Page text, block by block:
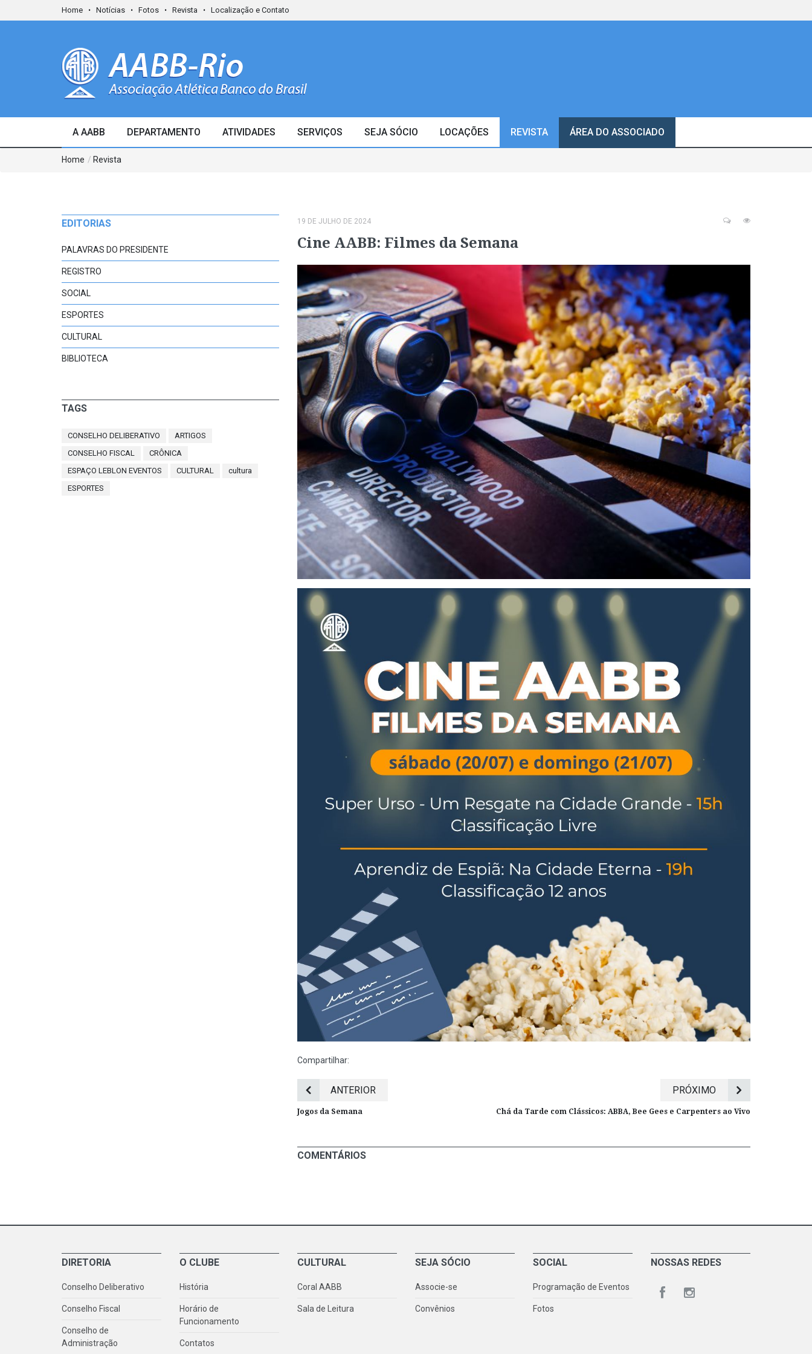
Home Notícias Fotos Revista Localização e Contato
A AABB DEPARTAMENTO ATIVIDADES SERVIÇOS SEJA SÓCIO LOCAÇÕES REVISTA ÁREA DO ASSOCIADO
Home / Revista
EDITORIAS
PALAVRAS DO PRESIDENTE
REGISTRO
SOCIAL
ESPORTES
CULTURAL
BIBLIOTECA
TAGS
CONSELHO DELIBERATIVO
ARTIGOS
CONSELHO FISCAL
CRÔNICA
ESPAÇO LEBLON EVENTOS
CULTURAL
cultura
ESPORTES
19 DE JULHO DE 2024
Cine AABB: Filmes da Semana
Compartilhar:
ANTERIOR
Jogos da Semana
PRÓXIMO
Chá da Tarde com Clássicos: ABBA, Bee Gees e Carpenters ao Vivo
COMENTÁRIOS
DIRETORIA
Conselho Deliberativo
Conselho Fiscal
Conselho de
Administração
O CLUBE
História
Horário de
Funcionamento
Contatos
CULTURAL
Coral AABB
Sala de Leitura
SEJA SÓCIO
Associe-se
Convênios
SOCIAL
Programação de Eventos
Fotos
NOSSAS REDES